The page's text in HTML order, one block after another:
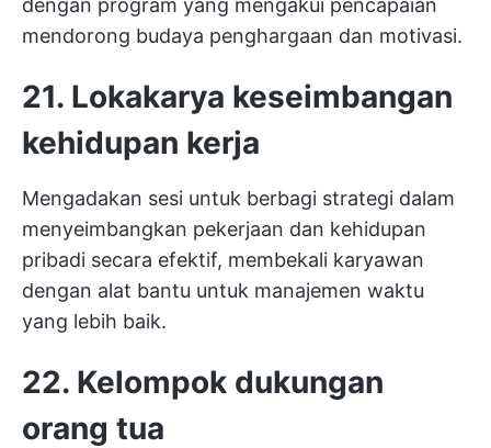
dengan program yang mengakui pencapaian
mendorong budaya penghargaan dan motivasi.
21. Lokakarya keseimbangan
kehidupan kerja
Mengadakan sesi untuk berbagi strategi dalam
menyeimbangkan pekerjaan dan kehidupan
pribadi secara efektif, membekali karyawan
dengan alat bantu untuk manajemen waktu
yang lebih baik.
22. Kelompok dukungan
orang tua